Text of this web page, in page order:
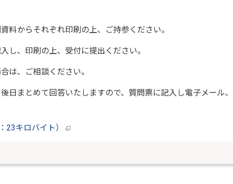
料からそれぞれ印刷の上、ご持参ください。
し、印刷の上、受付に提出ください。
は、ご相談ください。
日まとめて回答いたしますので、質問票に記入し電子メール
23キロバイト）